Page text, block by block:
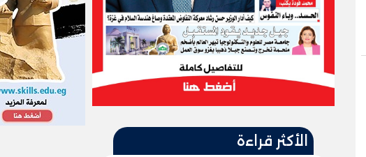
الأكثر قراءة